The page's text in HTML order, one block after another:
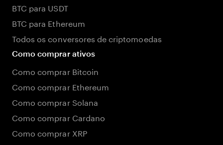
BTC para USDT
BTC para Ethereum
Todos os conversores de criptomoedas
Como comprar ativos
Como comprar Bitcoin
Como comprar Ethereum
Como comprar Solana
Como comprar Cardano
Como comprar XRP